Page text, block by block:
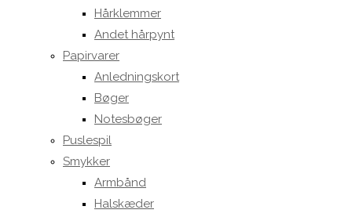
Hårklemmer
Andet hårpynt
Papirvarer
Anledningskort
Bøger
Notesbøger
Puslespil
Smykker
Armbånd
Halskæder